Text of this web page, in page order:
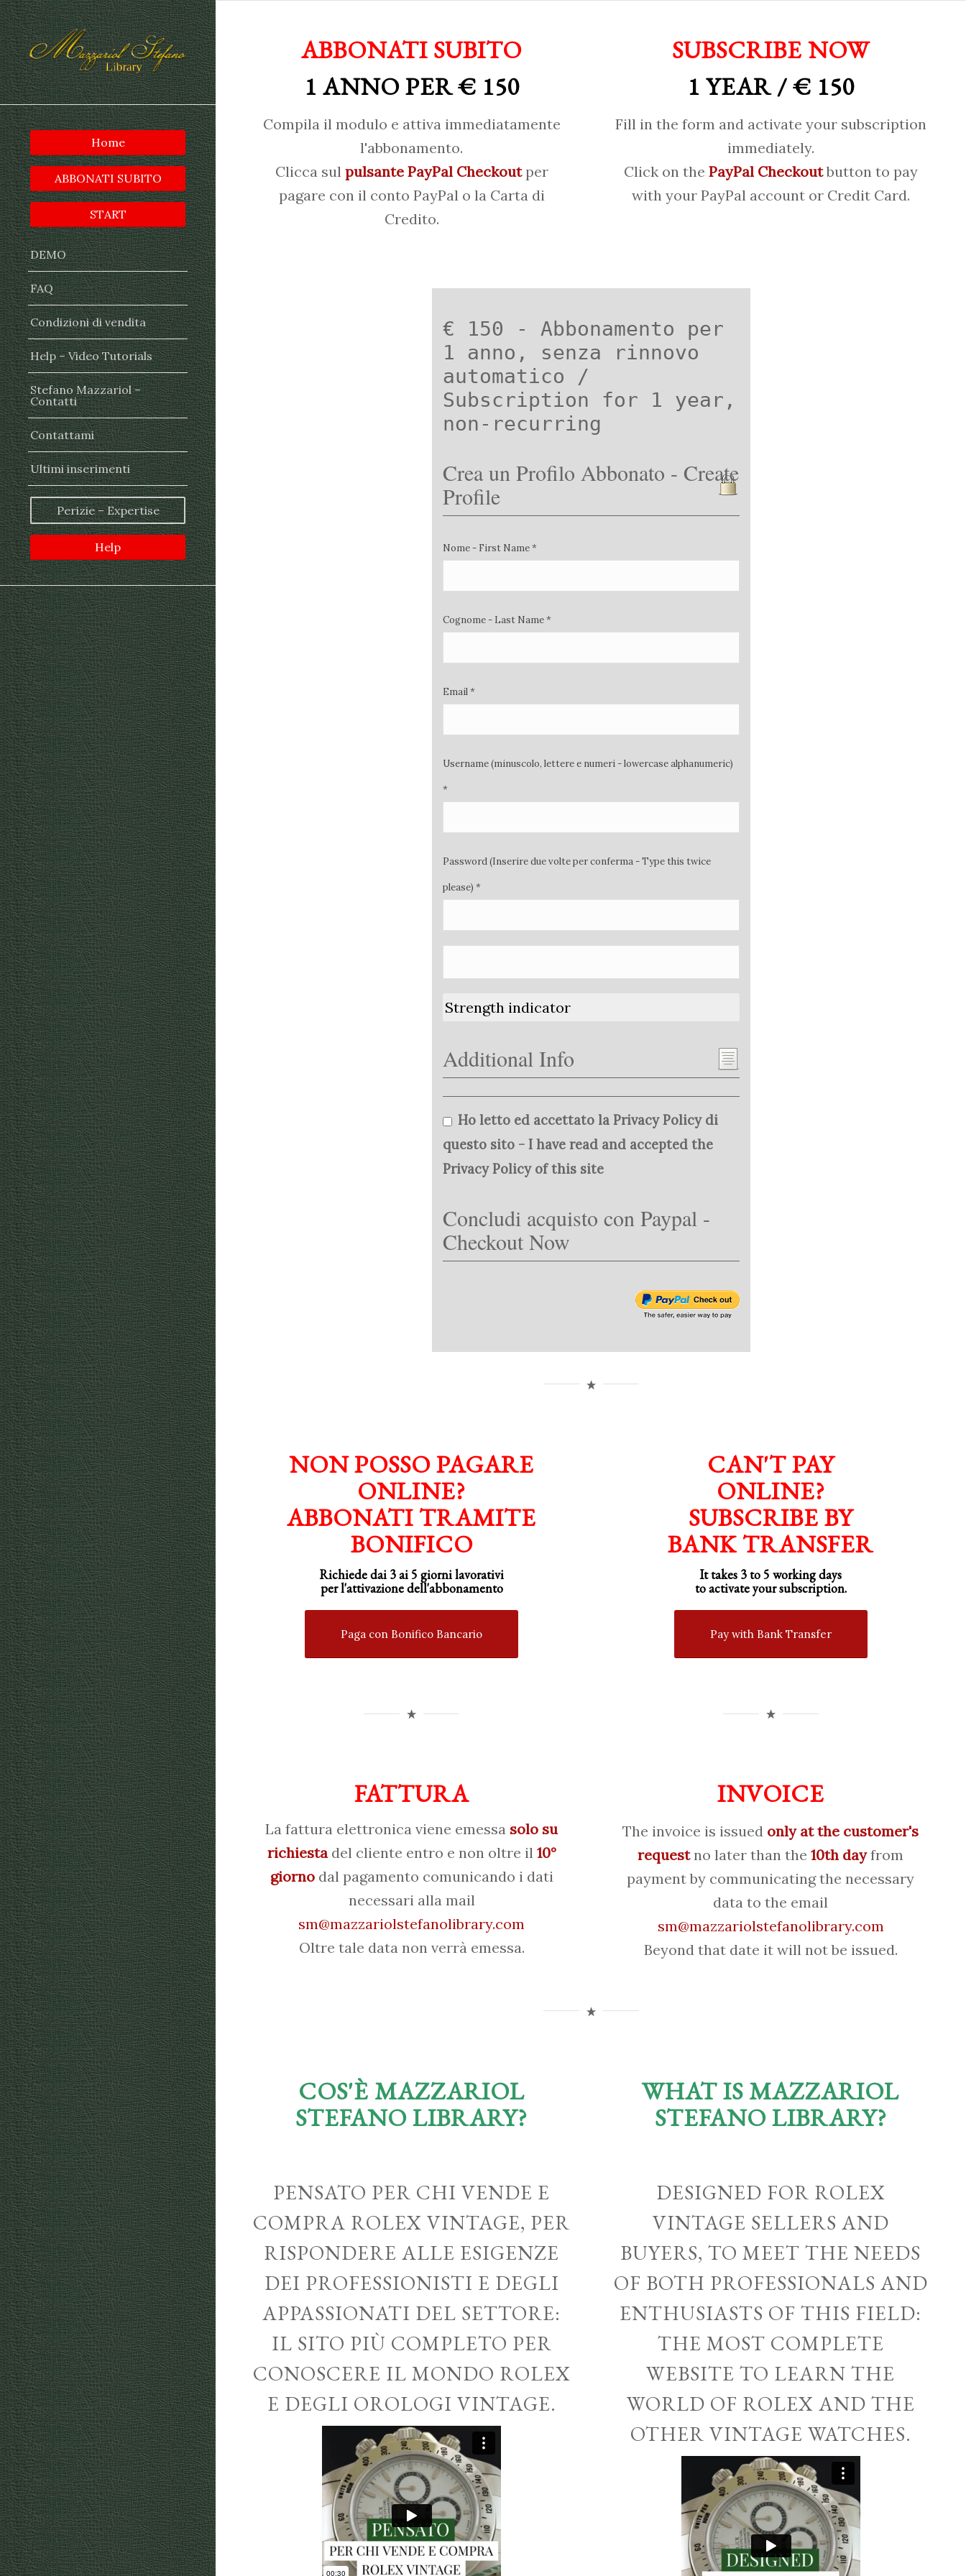
Home
ABBONATI SUBITO
START
DEMO
FAQ
Condizioni di vendita
Help – Video Tutorials
Stefano Mazzariol –
Contatti
Contattami
Ultimi inserimenti
Perizie – Expertise
Help
ABBONATI SUBITO
1 ANNO PER € 150
Compila il modulo e attiva immediatamente
l'abbonamento.
Clicca sul pulsante PayPal Checkoutper
pagare con il conto PayPal o la Carta di
Credito.
SUBSCRIBE NOW
1 YEAR / € 150
Fill in the form and activate your subscription
immediately.
Click on the PayPal Checkoutbutton to pay
with your PayPal account or Credit Card.
€ 150 - Abbonamento per
1 anno, senza rinnovo
automatico /
Subscription for 1 year,
non-recurring
Crea un Profilo Abbonato - Create
Profile
Nome - First Name *
Cognome - Last Name *
Email *
Username (minuscolo, lettere e numeri - lowercase alphanumeric)
*
Password (Inserire due volte per conferma - Type this twice
please) *
Strength indicator
Additional Info
Ho letto ed accettato la Privacy Policy di
questo sito - I have read and accepted the
Privacy Policy of this site
Concludi acquisto con Paypal -
Checkout Now
NON POSSO PAGARE
ONLINE?
ABBONATI TRAMITE
BONIFICO
Richiede dai 3 ai 5 giorni lavorativi
perl'attivazionedell'abbonamento
Paga con Bonifico Bancario
FATTURA
La fattura elettronica viene emessa solo su
richiestadel cliente entro e non oltre il 10°
giornodal pagamento comunicando i dati
necessari alla mail
sm@mazzariolstefanolibrary.com
Oltre tale data non verrà emessa.
CAN'T PAY
ONLINE?
SUBSCRIBE BY
BANK TRANSFER
It takes 3 to 5 working days
to activate your subscription.
Pay with Bank Transfer
INVOICE
The invoice is issued only at the customer's
requestno later than the10th dayfrom
payment by communicating the necessary
data to the email
sm@mazzariolstefanolibrary.com
Beyond that date it will not be issued.
COS'È MAZZARIOL
STEFANO LIBRARY?
WHAT IS MAZZARIOL
STEFANO LIBRARY?
PENSATO PER CHI VENDE E
COMPRA ROLEX VINTAGE, PER
RISPONDERE ALLE ESIGENZE
DEI PROFESSIONISTI E DEGLI
APPASSIONATI DEL SETTORE:
IL SITO PIÙ COMPLETO PER
CONOSCERE IL MONDO ROLEX
E DEGLI OROLOGI VINTAGE.
DESIGNED FOR ROLEX
VINTAGE SELLERS AND
BUYERS, TO MEET THE NEEDS
OF BOTH PROFESSIONALS AND
ENTHUSIASTS OF THIS FIELD:
THE MOST COMPLETE
WEBSITE TO LEARN THE
WORLD OF ROLEX AND THE
OTHER VINTAGE WATCHES.